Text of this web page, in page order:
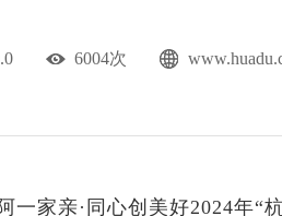
6004次
一家亲·同心创美好2024年